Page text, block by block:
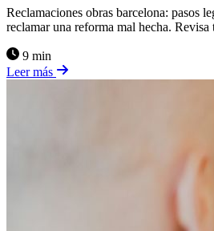
Reclamaciones obras barcelona: pasos
reclamar una reforma mal hecha.
9 min
Leer más